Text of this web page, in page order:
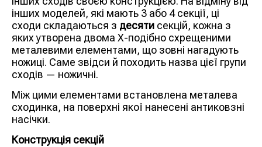
інших моделей, які мають 3 або 4 секції, ці
сходи складаються з десяти секцій, кожна з
яких утворена двома Х-подібно схрещеними
металевими елементами, що зовні нагадують
ножиці. Саме звідси й походить назва цієї групи
сходів — ножичні.
Між цими елементами встановлена металева
сходинка, на поверхні якої нанесені антиковзні
насічки.
Конструкція секцій